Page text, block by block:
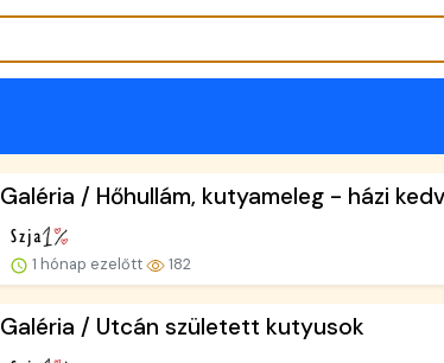
Galéria / Hőhullám, kutyameleg - házi
1 hónap ezelőtt 182
Galéria / Utcán született kutyusok